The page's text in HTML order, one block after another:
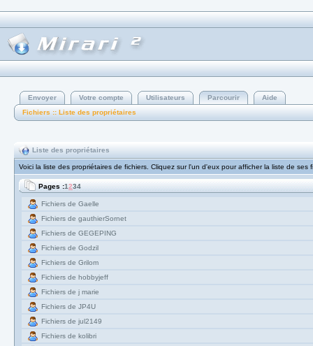
Envoyer Votre compte Utilisateurs Parcourir
Aide
Fichiers :: Liste des propriétaires
Liste des propriétaires
Voici la liste des propriétaires de fichiers. Cliquez sur l'un d'eux pour afficher la liste de ses
Pages :1234
Fichiers de Gaelle
Fichiers de gauthierSornet
Fichiers de GEGEPING
Fichiers de Godzil
Fichiers de Grilom
Fichiers de hobbyjeff
Fichiers de j marie
Fichiers de JP4U
Fichiers de jul2149
Fichiers de kolibri